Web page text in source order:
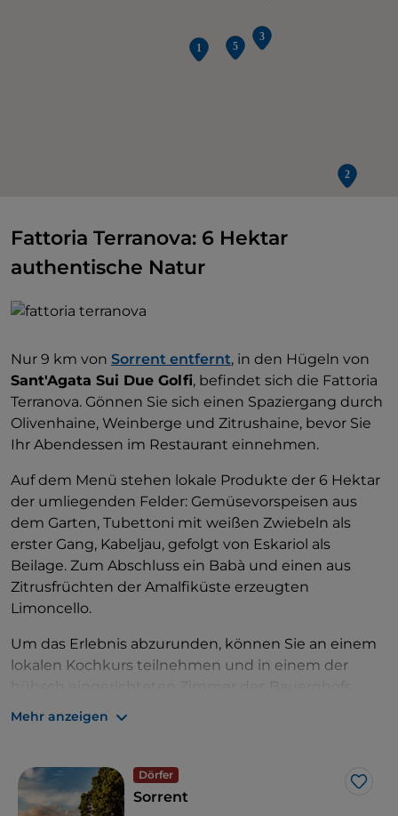
Fattoria Terranova: 6 Hektar
authentische Natur
Nur 9 km von Sorrent entfernt, in den Hügeln von
Sant'Agata Sui Due Golfi, befindet sich die Fattoria
Terranova. Gönnen Sie sich einen Spaziergang durch
Olivenhaine, Weinberge und Zitrushaine, bevor Sie
Ihr Abendessen im Restaurant einnehmen.
Auf dem Menü stehen lokale Produkte der 6 Hektar
der umliegenden Felder: Gemüsevorspeisen aus
dem Garten, Tubettoni mit weißen Zwiebeln als
erster Gang, Kabeljau, gefolgt von Eskariol als
Beilage. Zum Abschluss ein Babà und einen aus
Zitrusfrüchten der Amalfiküste erzeugten
Limoncello.
Um das Erlebnis abzurunden, können Sie an einem
lokalen Kochkurs teilnehmen und in einem der
übernachten. Einfach wundervoll, Sie werden sehen.
Mehr anzeigen
Dörfer
Like
Sorrent